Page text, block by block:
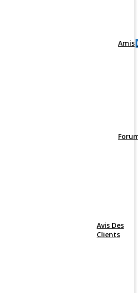
Amis
Avis Des
Clients